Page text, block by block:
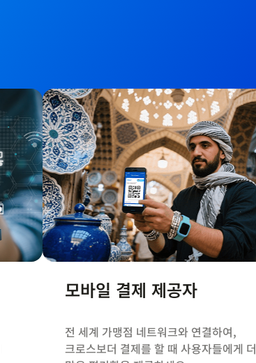
모바일 결제 제공자
전 세계 가맹점 네트워크와 연결하여,
크로스보더 결제를 할 때 사용자들에게 더